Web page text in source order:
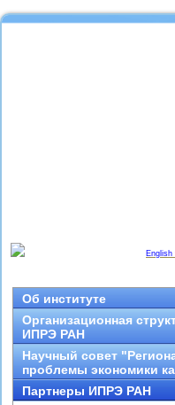
English
Об институте
Организационная
ИПРЭ РАН
Научный совет
проблемы экономики
Партнеры ИПРЭ РАН